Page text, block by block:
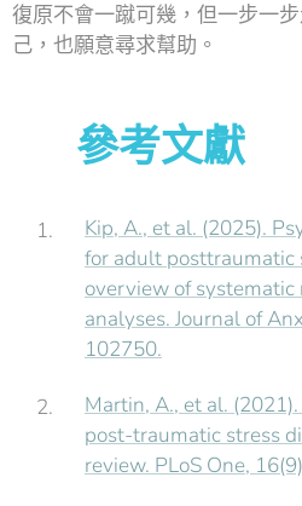
復原不會一蹴可幾，但一步一
己，也願意尋求幫助。
📚 參考文獻
Kip, A., et al. (2025).
for adult posttraumatic
overview of
analyses. Journal of
102750.
Martin, A., et al.
post-traumatic stress
review. PLoS One,